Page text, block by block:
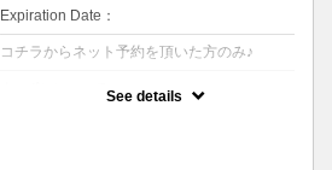
Expiration Date：
コチラからネット予約を頂いた方のみ♪
See details